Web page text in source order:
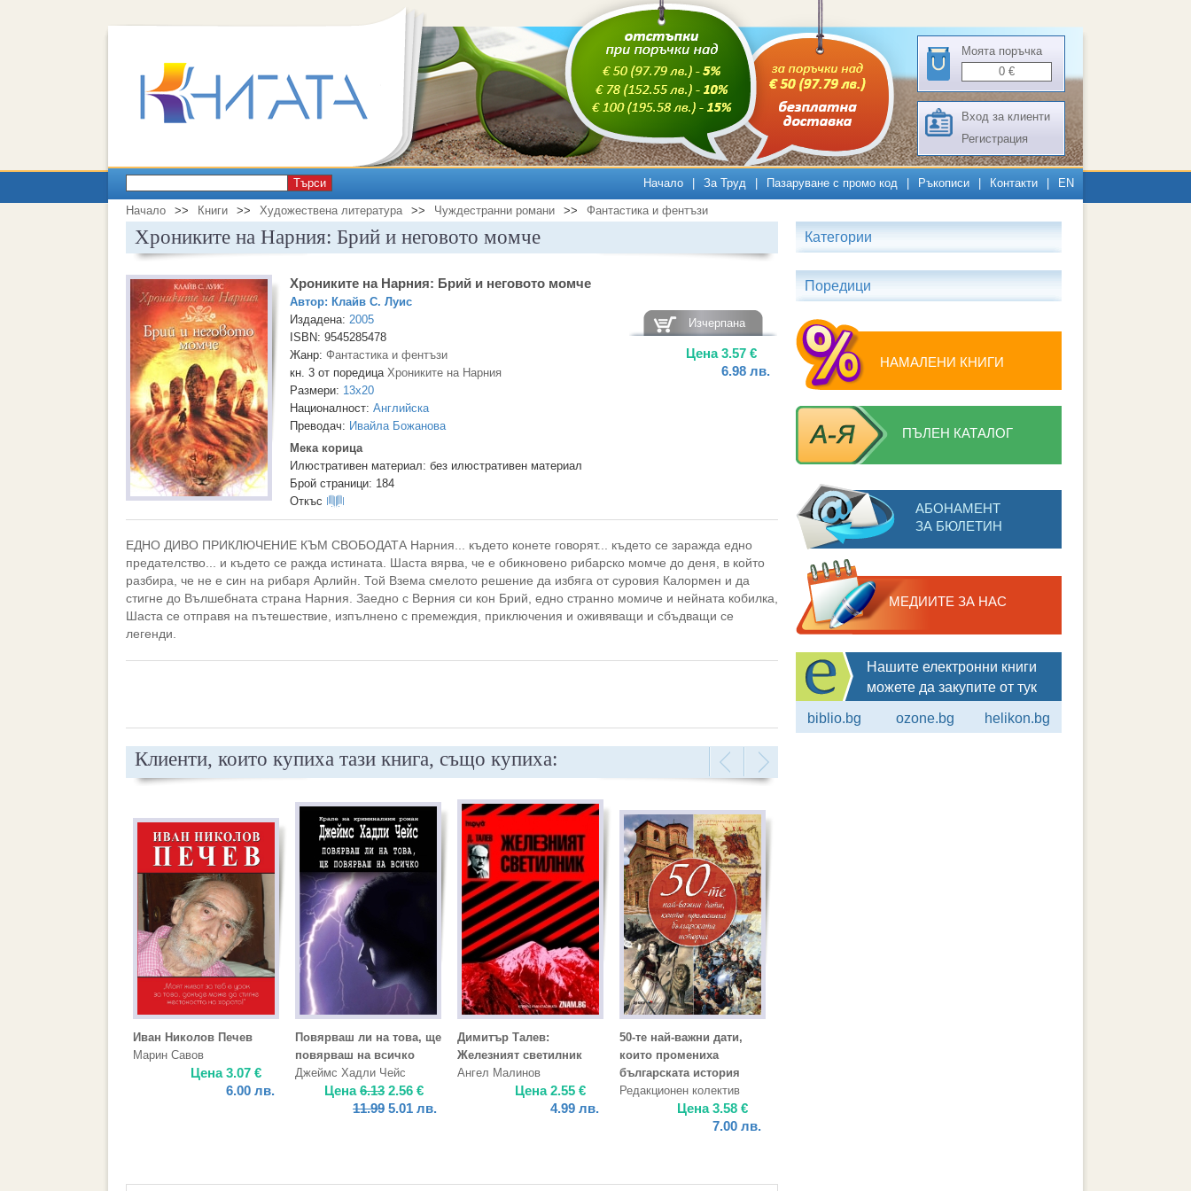
Моята поръчка
0 €
Вход за клиенти
Регистрация
Търси Начало За Труд Пазаруване с промо код Ръкописи Контакти EN
Начало >> Книги >> Художествена литература >> Чуждестранни романи >> Фантастика и фентъзи
Хрониките на Нарния: Брий и неговото момче
Хрониките на Нарния: Брий и неговото момче
Автор: Клайв С. Луис
Издадена: 2005
ISBN: 9545285478
Жанр: Фантастика и фентъзи
кн. 3 от поредица Хрониките на Нарния
Размери: 13x20
Националност: Английска
Преводач: Ивайла Божанова
Мека корица
Илюстративен материал: без илюстративен материал
Брой страници: 184
Откъс
Изчерпана
Цена3.57 €
6.98 лв.
ЕДНО ДИВО ПРИКЛЮЧЕНИЕ КЪМ СВОБОДАТА Нарния... където конете говорят... където се заражда едно
предателство... и където се ражда истината. Шаста вярва, че е обикновено рибарско момче до деня, в който
разбира, че не е син на рибаря Арлийн. Той Взема смелото решение да избяга от суровия Калормен и да
стигне до Вълшебната страна Нарния. Заедно с Верния си кон Брий, едно странно момиче и нейната кобилка,
Шаста се отправя на пътешествие, изпълнено с премеждия, приключения и оживяващи и сбъдващи се
легенди.
Клиенти, които купиха тази книга, също купиха:
Иван Николов Печев
Марин Савов
Цена3.07 €
6.00 лв.
Повярваш ли на това, ще
повярваш на всичко
Джеймс Хадли Чейс
Цена6.13 2.56 €
11.99 5.01 лв.
Димитър Талев:
Железният светилник
Ангел Малинов
Цена2.55 €
4.99 лв.
50-те най-важни дати,
които промениха
българската история
Редакционен колектив
Цена3.58 €
7.00 лв.
Категории
Поредици
НАМАЛЕНИ КНИГИ
ПЪЛЕН КАТАЛОГ
АБОНАМЕНТ
ЗА БЮЛЕТИН
МЕДИИТЕ ЗА НАС
Нашите електронни книги
можете да закупите от тук
biblio.bg ozone.bg helikon.bg